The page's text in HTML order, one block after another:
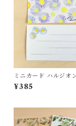
ミニカード ハルジ
5
¥385